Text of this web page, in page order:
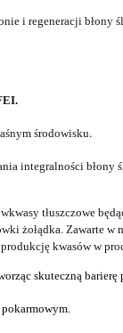
i regeneracji błony
środowisku.
integralności błony
kwasy tłuszczowe
żołądka. Zawarte w
produkcję kwasów w
skuteczną barierę